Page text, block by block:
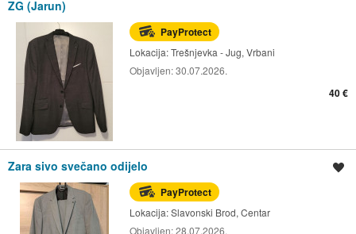
ZG (Jarun)
PayProtect
Lokacija:Trešnjevka - Jug, Vrbani
Objavljen:30.07.2026.
40 €
Zara sivo svečano odijelo
PayProtect
Lokacija:Slavonski Brod, Centar
Objavljen:28.07.2026.